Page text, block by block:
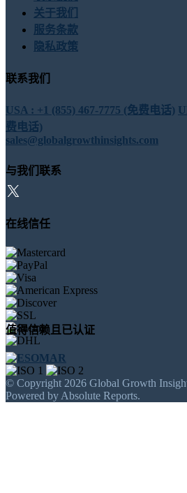
关于我们
服务条款
隐私政策
联系我们
USA : +1 (855) 467-7775 (免费电话)
费电话)
sales@globalgrowthinsights.com
与我们联系
在线信任
值得信赖且已认证
© Copyright 2026 Global Growth
Powered by Absolute Reports.